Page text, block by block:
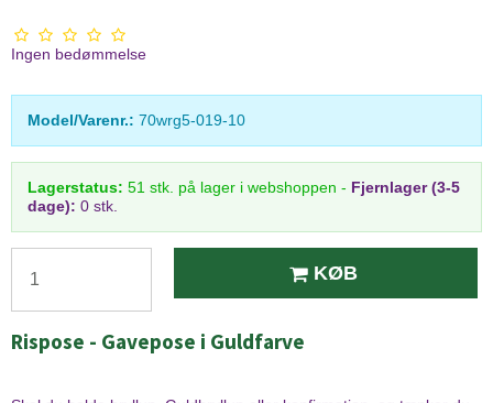
Ingen bedømmelse
Model/Varenr.: 70wrg5-019-10
Lagerstatus: 51 stk. på lager i webshoppen - Fjernlager (3-5
dage): 0 stk.
KØB
Rispose - Gavepose i Guldfarve